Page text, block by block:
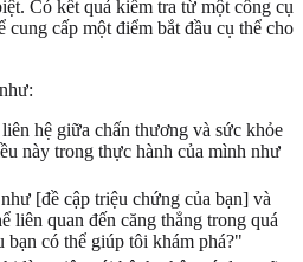
Có kết quả kiểm tra từ một công cụ
cung cấp một điểm bắt đầu cụ thể cho
hệ giữa chấn thương và sức khỏe
này trong thực hành của mình như
[đề cập triệu chứng của bạn] và
liên quan đến căng thẳng trong quá
có thể giúp tôi khám phá?"